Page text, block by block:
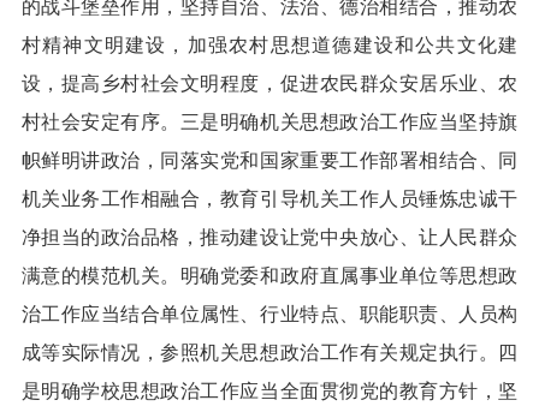
的战斗堡垒作用，坚持自治、法治、德治相结合，推动农
村精神文明建设，加强农村思想道德建设和公共文化建
设，提高乡村社会文明程度，促进农民群众安居乐业、农
村社会安定有序。三是明确机关思想政治工作应当坚持旗
帜鲜明讲政治，同落实党和国家重要工作部署相结合、同
机关业务工作相融合，教育引导机关工作人员锤炼忠诚干
净担当的政治品格，推动建设让党中央放心、让人民群众
满意的模范机关。明确党委和政府直属事业单位等思想政
治工作应当结合单位属性、行业特点、职能职责、人员构
成等实际情况，参照机关思想政治工作有关规定执行。四
是明确学校思想政治工作应当全面贯彻党的教育方针，坚